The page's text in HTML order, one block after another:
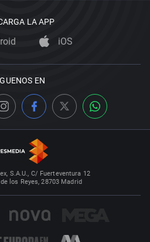
LA APP
iOS
EN
S.A.U., C/ Fuerteventura 12
los Reyes, 28703 Madrid